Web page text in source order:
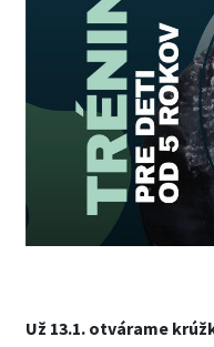
Už 13.1. otvárame